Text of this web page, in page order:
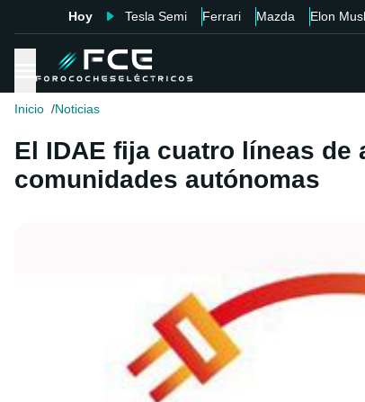
Hoy Tesla Semi Ferrari Mazda Elon
Inicio Noticias
El IDAE fija cuatro líneas
comunidades autónomas